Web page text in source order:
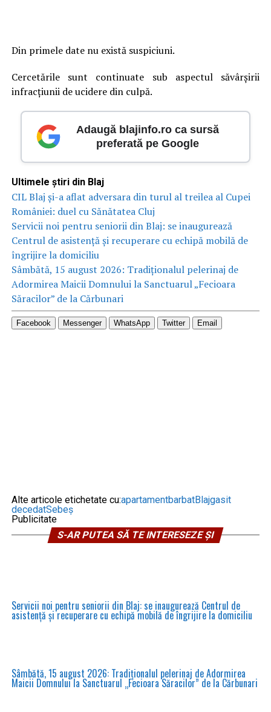
Din primele date nu există suspiciuni.
Cercetările sunt continuate sub aspectul săvârșirii
infracțiunii de ucidere din culpă.
Adaugă blajinfo.ro ca sursă
preferată pe Google
Ultimele știri din Blaj
CIL Blaj și-a aflat adversara din turul al treilea al Cupei
României: duel cu Sănătatea Cluj
Servicii noi pentru seniorii din Blaj: se inaugurează
Centrul de asistență și recuperare cu echipă mobilă de
îngrijire la domiciliu
Sâmbătă, 15 august 2026: Tradiționalul pelerinaj de
Adormirea Maicii Domnului la Sanctuarul „Fecioara
Săracilor” de la Cărbunari
Facebook Messenger WhatsApp Twitter Email
Alte articole etichetate cu:apartamentbarbatBlajgasit
decedatSebeş
Publicitate
S-AR PUTEA SĂ TE INTERESEZE ȘI
Servicii noi pentru seniorii din Blaj: se inaugurează Centrul de
asistență și recuperare cu echipă mobilă de îngrijire la domiciliu
Sâmbătă, 15 august 2026: Tradiționalul pelerinaj de Adormirea
Maicii Domnului la Sanctuarul „Fecioara Săracilor” de la Cărbunari